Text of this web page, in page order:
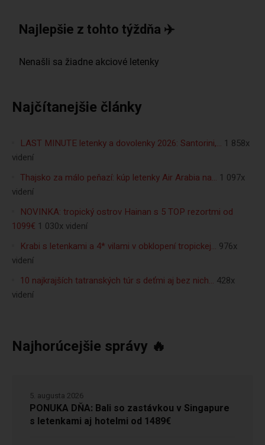
Najlepšie z tohto týždňa ✈️
Najčítanejšie články
LAST MINUTE letenky a dovolenky 2026: Santorini,… 1 858x
videní
Thajsko za málo peňazí: kúp letenky Air Arabia na… 1 097x
videní
NOVINKA: tropický ostrov Hainan s 5 TOP rezortmi od
1099€ 1 030x videní
Krabi s letenkami a 4* vilami v obklopení tropickej… 976x
videní
10 najkrajších tatranských túr s deťmi aj bez nich… 428x
videní
Najhorúcejšie správy 🔥
PONUKA DŇA: Bali so zastávkou v Singapure
s letenkami aj hotelmi od 1489€
5. augusta 2026